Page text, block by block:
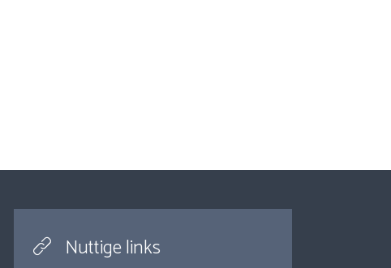
Nuttige links